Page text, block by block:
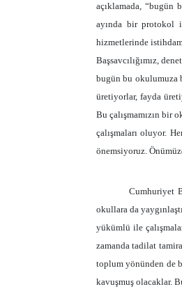
açıklamada, “bugün
ayında bir protokol
hizmetlerinde
Başsavcılığımız,
bugün bu okulumuza
üretiyorlar, fayda
Bu çalışmamızın bir
çalışmaları oluyor.
önemsiyoruz.
Cumhuriyet
okullara da
yükümlü ile
zamanda tadilat
toplum yönünden de
kavuşmuş olacaklar.